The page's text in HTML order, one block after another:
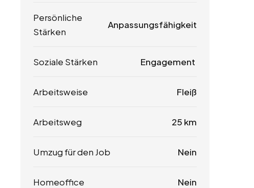
Persönliche
Stärken
Anpassungsfähigkeit
Soziale Stärken Engagement
Arbeitsweise Fleiß
Arbeitsweg 25 km
Umzug für den Job Nein
Homeoffice Nein